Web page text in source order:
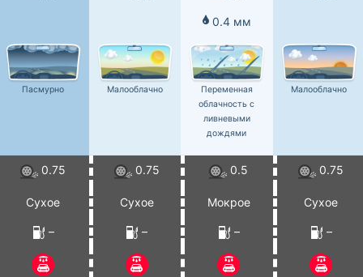
0.4 мм
Пасмурно Малооблачно
Переменная
облачность с
ливневыми
дождями
Малооблачно
0.75 0.75 0.5 0.75
Сухое Сухое Мокрое Сухое
– – – –